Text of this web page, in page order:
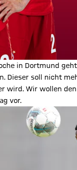
in Dortmund
Dieser soll nicht
wird. Wir wollen
vor.